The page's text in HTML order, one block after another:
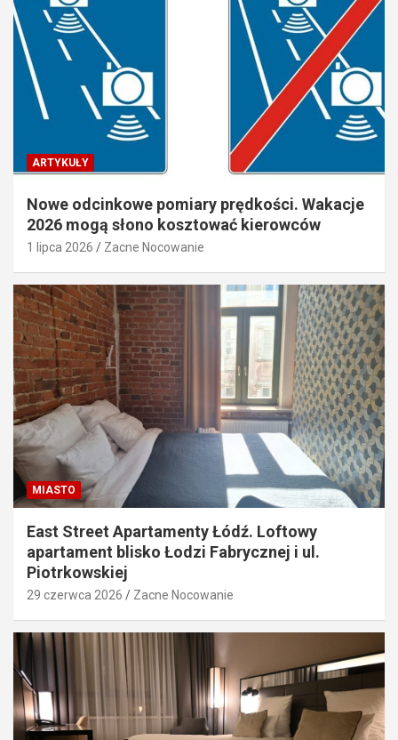
ARTYKUŁY
Nowe odcinkowe pomiary prędkości. Wakacje
2026 mogą słono kosztować kierowców
1 lipca 2026 Zacne Nocowanie
MIASTO
East Street Apartamenty Łódź. Loftowy
apartament blisko Łodzi Fabrycznej i ul.
Piotrkowskiej
29 czerwca 2026 Zacne Nocowanie